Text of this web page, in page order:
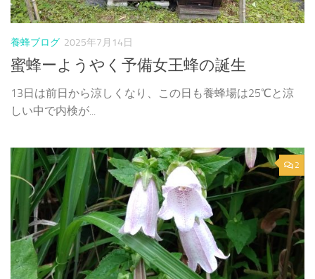
養蜂ブログ 2025年7月14日
蜜蜂ーようやく予備女王蜂の誕生
13日は前日から涼しくなり、この日も養蜂場は25℃と涼
しい中で内検が...
2